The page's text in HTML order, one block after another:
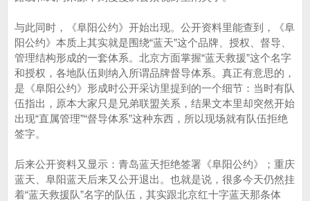
与此同时，《阜阳公约》开始出现。公开资料里能查到，《阜
阳公约》本质上其实就是围绕“蓝天”这个品牌、授权、督导、
管理结构形成的一套体系。北京方面掌握“蓝天救援”这个名字
和授权，各地队伍则纳入所谓品牌督导体系。真正有意思的，
是《阜阳公约》形成时公开采访里提到的一个细节：当时有队
伍指出，原本大家只是兄弟联盟关系，结果文本里却突然开始
出现“直属管理”“督导体系”这种东西，所以现场就有队伍拒绝
签字。
后来公开资料又显示：青岛蓝天拒绝签署《阜阳公约》；重庆
蓝天、阜阳蓝天后来又公开退出。也就是说，很多今天仍然挂
着“蓝天救援队”名字的队伍，其实跟北京红十字蓝天那条体